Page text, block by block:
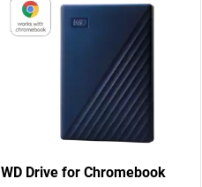
WD Drive for Chromebook